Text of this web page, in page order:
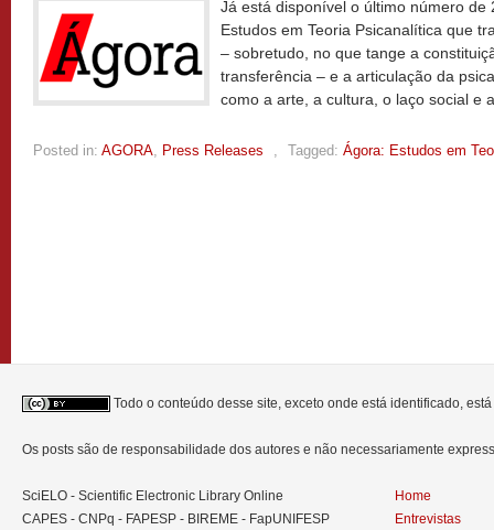
Já está disponível o último número de
Estudos em Teoria Psicanalítica que
– sobretudo, no que tange a
transferência – e a articulação da
como a arte, a cultura, o laço social e
Posted in: AGORA, Press Releases , Tagged: Ágora: Estudos em
Todo o conteúdo desse site, exceto onde está identificado,
Os posts são de responsabilidade dos autores e não necessariamente
SciELO - Scientific Electronic Library Online
CAPES - CNPq - FAPESP - BIREME - FapUNIFESP
Home
Entrevistas